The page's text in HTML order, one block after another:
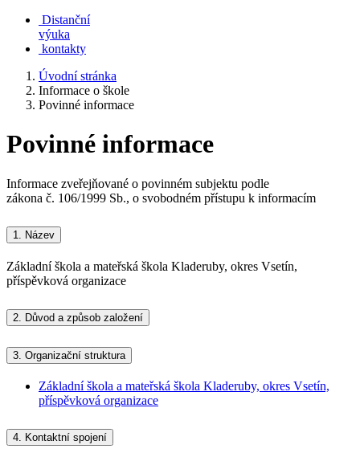
Distanční
výuka
kontakty
Úvodní stránka
Informace o škole
Povinné informace
Povinné informace
Informace zveřejňované o povinném subjektu podle
zákona č. 106/1999 Sb., o svobodném přístupu k informacím
1. Název
Základní škola a mateřská škola Kladeruby, okres Vsetín,
příspěvková organizace
2. Důvod a způsob založení
3. Organizační struktura
Základní škola a mateřská škola Kladeruby, okres Vsetín,
příspěvková organizace
4. Kontaktní spojení